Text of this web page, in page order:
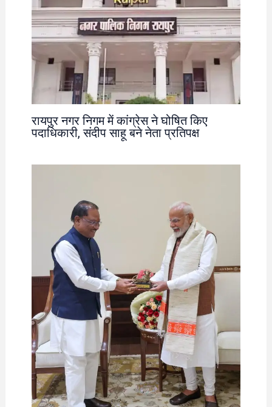
रायपुर नगर निगम में कांग्रेस ने घोषित किए
पदाधिकारी, संदीप साहू बने नेता प्रतिपक्ष